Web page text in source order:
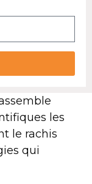
les
le rachis
qui